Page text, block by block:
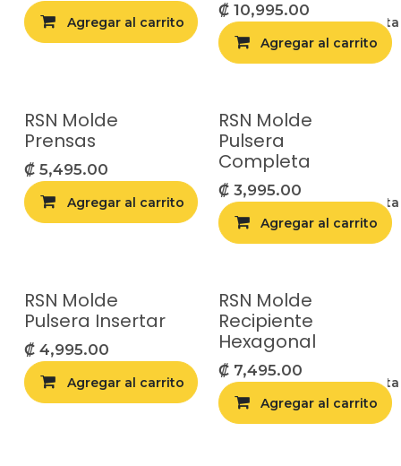
Agregar al carrito Agregar a la
₡ 10,995.00
Agregar al carrito
RSN Molde
Prensas
₡ 5,495.00
Agregar al carrito Agregar a la
RSN Molde
Pulsera
Completa
₡ 3,995.00
Agregar al carrito
RSN Molde
Pulsera Insertar
₡ 4,995.00
Agregar al carrito Agregar a la
RSN Molde
Recipiente
Hexagonal
₡ 7,495.00
Agregar al carrito